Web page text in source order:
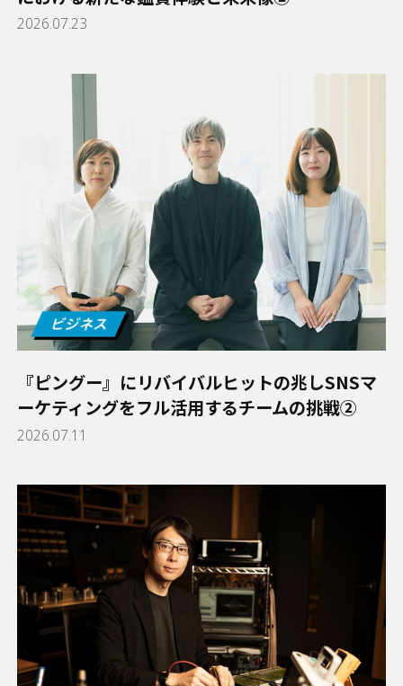
2026.07.23
『ピングー』にリバイバルヒットの兆し――SNSマ
ーケティングをフル活用するチームの挑戦②
2026.07.11